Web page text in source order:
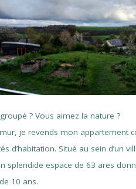
? Vous aimez la nature ?
je revends mon appartement
Situé au sein d’un
splendide espace de 63 ares
10 ans.